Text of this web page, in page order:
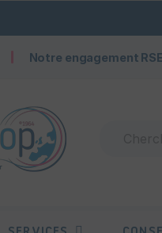
Notre engagement RSE